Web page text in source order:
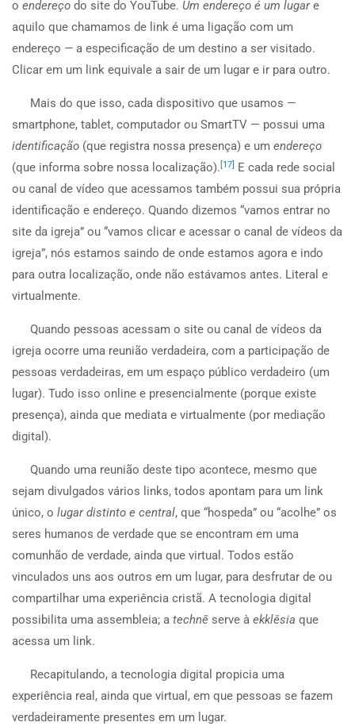
o endereço do site do YouTube. Um endereço é um lugare
aquilo que chamamos de link é uma ligação com um
endereço — a especificação de um destino a ser visitado.
Clicar em um link equivale a sair de um lugar e ir para outro.
Mais do que isso, cada dispositivo que usamos —
smartphone, tablet, computador ou SmartTV — possui uma
identificação (que registra nossa presença) e um endereço
(que informa sobre nossa localização).[17] E cada rede social
ou canal de vídeo que acessamos também possui sua própria
identificação e endereço. Quando dizemos “vamos entrar no
site da igreja” ou “vamos clicar e acessar o canal de vídeos da
igreja”, nós estamos saindo de onde estamos agora e indo
para outra localização, onde não estávamos antes. Literal e
virtualmente.
Quando pessoas acessam o site ou canal de vídeos da
igreja ocorre uma reunião verdadeira, com a participação de
pessoas verdadeiras, em um espaço público verdadeiro (um
lugar). Tudo isso online e presencialmente (porque existe
presença), ainda que mediata e virtualmente (por mediação
digital).
Quando uma reunião deste tipo acontece, mesmo que
sejam divulgados vários links, todos apontam para um link
único, o lugar distinto e central, que “hospeda” ou “acolhe” os
seres humanos de verdade que se encontram em uma
comunhão de verdade, ainda que virtual. Todos estão
vinculados uns aos outros em um lugar, para desfrutar de ou
compartilhar uma experiência cristã. A tecnologia digital
possibilita uma assembleia; a technē serve à ekklēsia que
acessa um link.
Recapitulando, a tecnologia digital propicia uma
experiência real, ainda que virtual, em que pessoas se fazem
verdadeiramente presentes em um lugar.